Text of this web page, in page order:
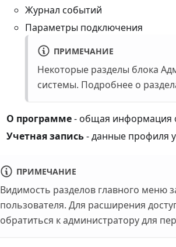
Журнал событий
Параметры подключения
ПРИМЕЧАНИЕ
Некоторые разделы блока
системы. Подробнее о
О программе- общая информация
Учетная запись- данные профиля
ПРИМЕЧАНИЕ
Видимость разделов главного меню
пользователя. Для расширения
обратиться к администратору для